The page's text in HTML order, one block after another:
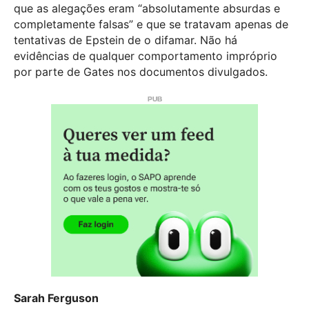
que as alegações eram “absolutamente absurdas e
completamente falsas” e que se tratavam apenas de
tentativas de Epstein de o difamar. Não há
evidências de qualquer comportamento impróprio
por parte de Gates nos documentos divulgados.
Sarah Ferguson